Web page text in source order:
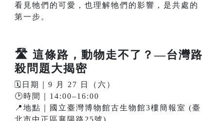
看見牠們的可愛，也理解牠們的影響，是共處的
第一步。
🛣️ 這條路，動物走不了？—台灣路
殺問題大揭密
🗓️日期｜9 月 27 日（六）
🕑時間｜14:00–16:00
📍地點｜國立臺灣博物館古生物館3樓簡報室 (臺
北市中正區襄陽路25號)